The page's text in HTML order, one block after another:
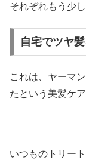
それぞれもう少
自宅でツヤ
これは、ヤーマ
たという美髪ケ
いつものトリー